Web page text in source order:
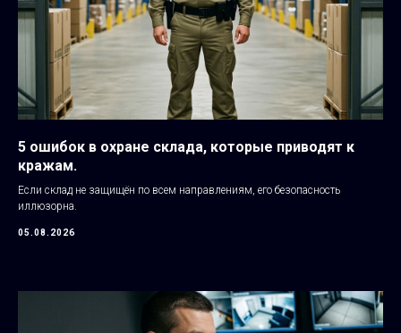
5 ошибок в охране склада, которые приводят к
кражам.
Если склад не защищён по всем направлениям, его безопасность
иллюзорна.
05.08.2026